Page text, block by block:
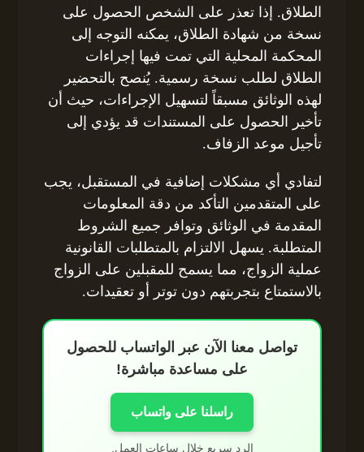
الطلاق. إذا تعذر على الشخص الحصول على
نسخة من شهادة الطلاق، يمكنه التوجه إلى
المحكمة المحلية التي تمت فيها إجراءات
الطلاق لطلب نسخة رسمية. يُنصح بالتحضير
لهذه الوثائق مسبقاً لتسهيل الإجراءات، حيث أن
تأخير الحصول على المستندات قد يؤدي إلى
تأجيل موعد الزفاف.
لتفادي أي مشكلات إضافية في المستقبل، يجب
على المتقدمين التأكد من دقة المعلومات
المقدمة في الوثائق وتوافر جميع الشروط
المتطلبة. يسهل الالتزام بالمتطلبات القانونية
عملية الزواج، مما يسمح للمقبلين على الزواج
بالاستمتاع بتجربتهم دون توتر أو تعقيدات.
تواصل معنا الآن عبر الواتساب للحصول
على مساعدة مباشرة!
راسلنا على واتساب
الرد سريع خلال ساعات العمل.